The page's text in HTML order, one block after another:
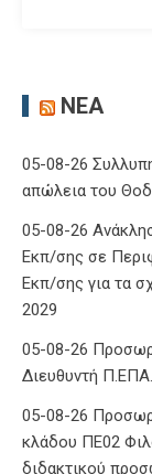
ΝΈΑ
05-08-26
απώλεια του
05-08-26
Εκπ/σης σε
Εκπ/σης για τα
2029
05-08-26
Διευθυντή
05-08-26
κλάδου ΠΕ02